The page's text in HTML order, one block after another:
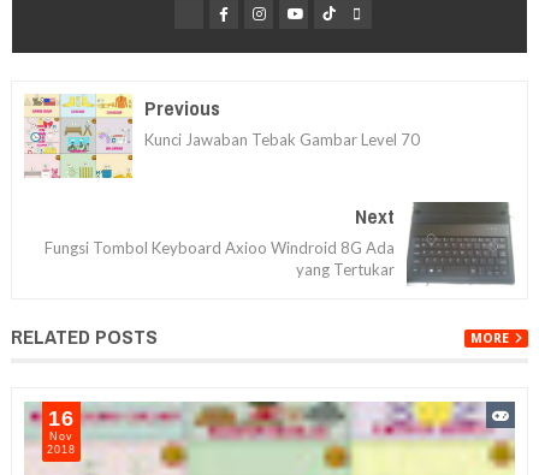
Previous
Kunci Jawaban Tebak Gambar Level 70
Next
Fungsi Tombol Keyboard Axioo Windroid 8G Ada
yang Tertukar
RELATED POSTS MORE
16
Nov
2018